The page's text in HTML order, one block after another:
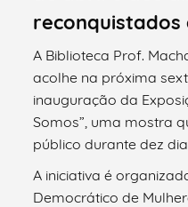
reconquistados
A Biblioteca Prof.
acolhe na próxima
inauguração da
Somos”, uma mostra
público durante dez
A iniciativa é
Democrático de